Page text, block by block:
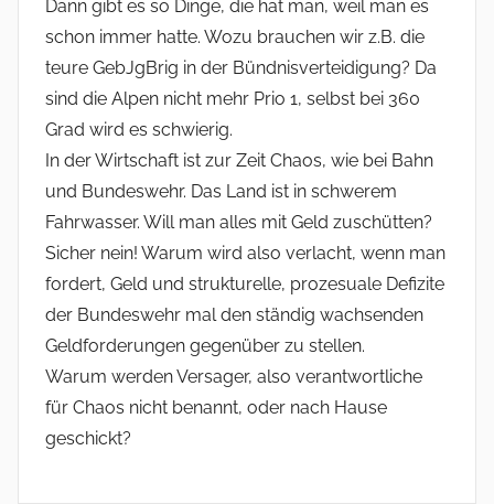
Dann gibt es so Dinge, die hat man, weil man es
schon immer hatte. Wozu brauchen wir z.B. die
teure GebJgBrig in der Bündnisverteidigung? Da
sind die Alpen nicht mehr Prio 1, selbst bei 360
Grad wird es schwierig.
In der Wirtschaft ist zur Zeit Chaos, wie bei Bahn
und Bundeswehr. Das Land ist in schwerem
Fahrwasser. Will man alles mit Geld zuschütten?
Sicher nein! Warum wird also verlacht, wenn man
fordert, Geld und strukturelle, prozesuale Defizite
der Bundeswehr mal den ständig wachsenden
Geldforderungen gegenüber zu stellen.
Warum werden Versager, also verantwortliche
für Chaos nicht benannt, oder nach Hause
geschickt?